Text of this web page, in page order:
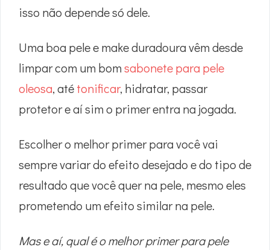
isso não depende só dele.
Uma boa pele e make duradoura vêm desde
limpar com um bomsabonete para pele
oleosa, atétonificar, hidratar, passar
protetor e aí sim o primer entra na jogada.
Escolher o melhor primer para você vai
sempre variar do efeito desejado e do tipo de
resultado que você quer na pele, mesmo eles
prometendo um efeito similar na pele.
Mas e aí, qual é o melhor primer para pele